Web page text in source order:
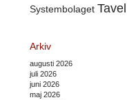
Systembolaget Tavel
Arkiv
augusti 2026
juli 2026
juni 2026
maj 2026